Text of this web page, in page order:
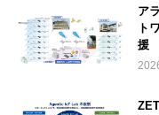
ア
ト
援